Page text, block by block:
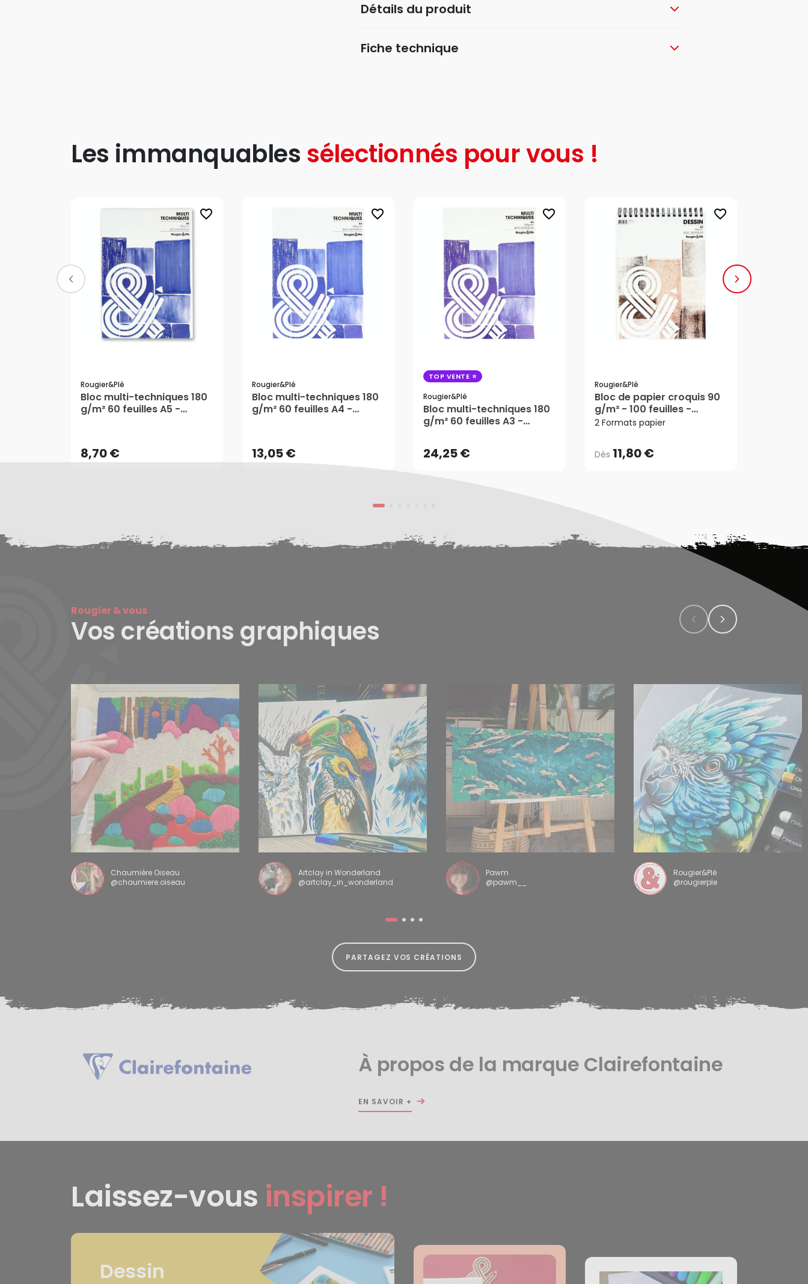
Détails du produit
Fiche technique
Les immanquables sélectionnés pour vous !
favorite_border
Rougier&plé
Bloc multi-techniques 180
g/m² 60 feuilles A5 -
8,70 €
8,70 €
AJOUTER AU PANIER
favorite_border
Rougier&plé
Bloc multi-techniques 180
g/m² 60 feuilles A4 -
13,05 €
13,05 €
AJOUTER AU PANIER
favorite_border
TOP VENTE
Rougier&plé
Bloc multi-techniques 180
g/m² 60 feuilles A3 -
24,25 €
24,25 €
AJOUTER AU PANIER
favorite_border
Rougier&plé
Bloc de papier croquis 90
g/m² - 100 feuilles -
Rougier&Plé
2 Formats papier
Dès 11,80 €
Dès11,80 €
Rougier & vous
Vos créations graphiques
Chaumière Oiseau
@chaumiere.oiseau
Artclay in Wonderland
@artclay_in_wonderland
Pawm
@pawm__
Rougier&Plé
@rougierple
PARTAGEZ VOS CRÉATIONS
À propos de la marque Clairefontaine
EN SAVOIR +
Laissez-vous inspirer !
Dessin